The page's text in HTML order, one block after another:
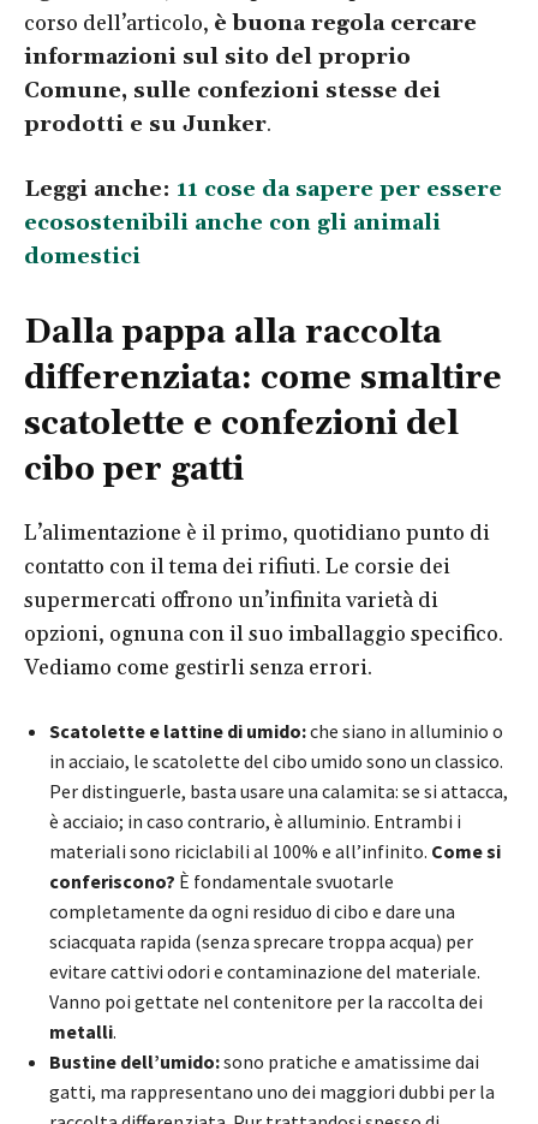
corso dell’articolo, è buona regola cercare
informazioni sul sito del proprio
Comune, sulle confezioni stesse dei
prodotti e su Junker.
Leggi anche: 11 cose da sapere per essere
ecosostenibili anche con gli animali
domestici
Dalla pappa alla raccolta
differenziata: come smaltire
scatolette e confezioni del
cibo per gatti
L’alimentazione è il primo, quotidiano punto di
contatto con il tema dei rifiuti. Le corsie dei
supermercati offrono un’infinita varietà di
opzioni, ognuna con il suo imballaggio specifico.
Vediamo come gestirli senza errori.
Scatolette e lattine di umido:che siano in alluminio o
in acciaio, le scatolette del cibo umido sono un classico.
Per distinguerle, basta usare una calamita: se si attacca,
è acciaio; in caso contrario, è alluminio. Entrambi i
materiali sono riciclabili al 100% e all’infinito. Come si
conferiscono? È fondamentale svuotarle
completamente da ogni residuo di cibo e dare una
sciacquata rapida (senza sprecare troppa acqua) per
evitare cattivi odori e contaminazione del materiale.
Vanno poi gettate nel contenitore per la raccolta dei
metalli.
Bustine dell’umido:sono pratiche e amatissime dai
gatti, ma rappresentano uno dei maggiori dubbi per la